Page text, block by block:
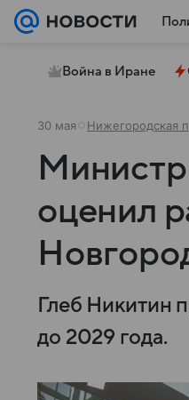
Война в Иране
30 мая Нижегородская
оценил
Глеб Никитин
до 2029 года.